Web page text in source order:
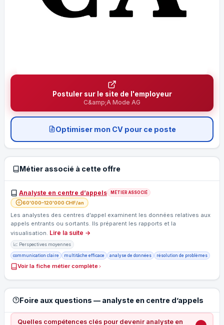
Postuler sur le site de l'employeur
C&amp;A Mode AG
Optimiser mon CV pour ce poste
Métier associé à cette offre
Analyste en centre d’appels MÉTIER ASSOCIÉ
60'000–120'000 CHF/an
Les analystes des centres d’appel examinent les données relatives aux
appels entrants ou sortants. Ils préparent les rapports et la
visualisation. Lire la suite →
📈 Perspectives moyennes
communication claire multitâche efficace analyse de données résolution de problèmes
Voir la fiche métier complète
Foire aux questions — analyste en centre d’appels
Quelles compétences clés pour devenir analyste en